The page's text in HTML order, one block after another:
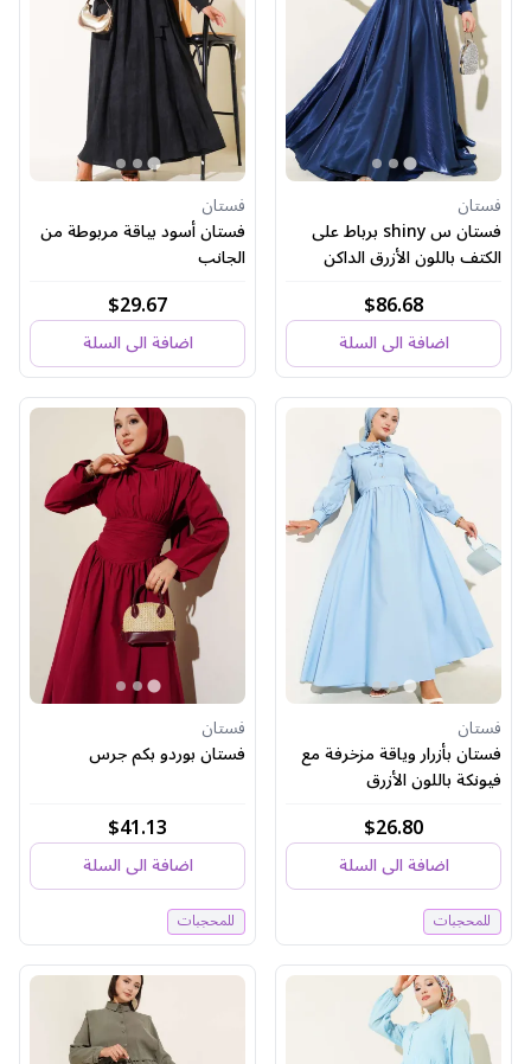
فستان
فستان س shiny برباط على
الكتف باللون الأزرق الداكن
$86.68
اضافة الى السلة
فستان
فستان أسود بياقة مربوطة من
الجانب
$29.67
اضافة الى السلة
فستان
فستان بأزرار وياقة مزخرفة مع
فيونكة باللون الأزرق
$26.80
اضافة الى السلة
للمحجبات
فستان
فستان بوردو بكم جرس
$41.13
اضافة الى السلة
للمحجبات